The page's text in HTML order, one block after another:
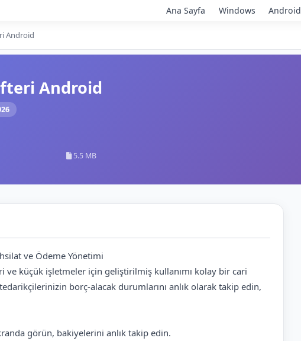
Ana Sayfa Windows Android
Android
Android
5.5 MB
ve Ödeme Yönetimi
ve küçük işletmeler için geliştirilmiş kullanımı kolay bir cari
borç-alacak durumlarını anlık olarak takip edin,
görün, bakiyelerini anlık takip edin.